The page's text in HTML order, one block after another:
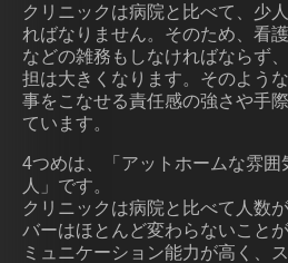
クリニックは病院と比べて、少
ればなりません。そのため、看
などの雑務もしなければならず
担は大きくなります。そのよう
事をこなせる責任感の強さや手
ています。
4つめは、「アットホームな雰囲
人」です。
クリニックは病院と比べて人数
バーはほとんど変わらないこと
ミュニケーション能力が高く、